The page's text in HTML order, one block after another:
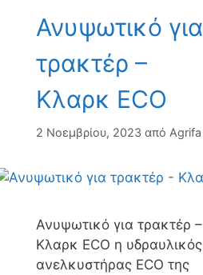
Ανυψωτικό για
τρακτέρ –
Κλαρκ ECO
2 Νοεμβρίου, 2023 από Agrifa
Ανυψωτικό για τρακτέρ –
Κλαρκ ECO η υδραυλικός
ανελκυστήρας ECO της